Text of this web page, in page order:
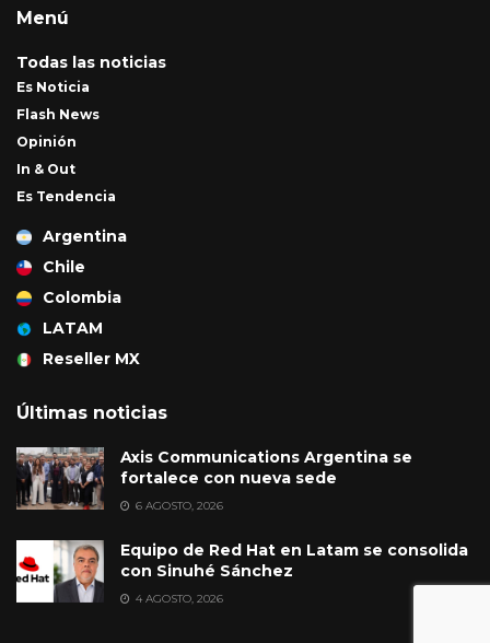
Menú
Todas las noticias
Es Noticia
Flash News
Opinión
In & Out
Es Tendencia
Argentina
Chile
Colombia
LATAM
Reseller MX
Últimas noticias
Axis Communications Argentina se
fortalece con nueva sede
6 AGOSTO, 2026
Equipo de Red Hat en Latam se consolida
con Sinuhé Sánchez
4 AGOSTO, 2026